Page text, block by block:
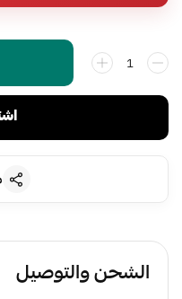
الشحن والتوصيل